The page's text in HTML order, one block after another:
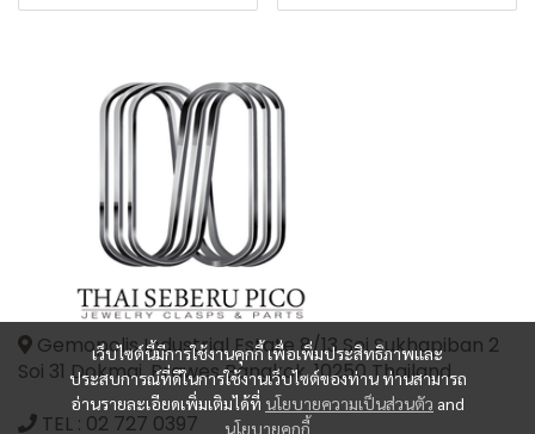
เว็บไซต์นี้มีการใช้งานคุกกี้ เพื่อเพิ่มประสิทธิภาพและ
ประสบการณ์ที่ดีในการใช้งานเว็บไซต์ของท่าน ท่านสามารถ
อ่านรายละเอียดเพิ่มเติมได้ที่ นโยบายความเป็นส่วนตัว and
นโยบายคุกกี้
Gemopolis Industrial Estate 8/13 Soi Sukhapiban 2
Soi 31 Dokmai, Prawes Bangkok, 10250 Thailand
TEL : 02 727 0397